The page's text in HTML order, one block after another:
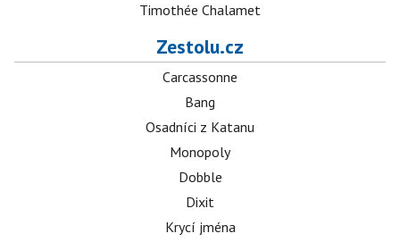
Timothée Chalamet
Zestolu.cz
Carcassonne
Bang
Osadníci z Katanu
Monopoly
Dobble
Dixit
Krycí jména